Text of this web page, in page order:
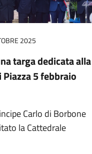
2025
targa dedicata alla
5 febbraio
Carlo di Borbone
la Cattedrale